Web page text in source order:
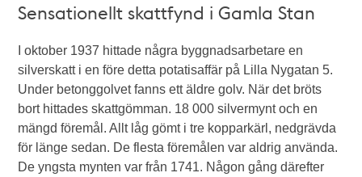
Sensationellt skattfynd i Gamla Stan
I oktober 1937 hittade några byggnadsarbetare en
silverskatt i en före detta potatisaffär på Lilla Nygatan 5.
Under betonggolvet fanns ett äldre golv. När det bröts
bort hittades skattgömman. 18 000 silvermynt och en
mängd föremål. Allt låg gömt i tre kopparkärl, nedgrävda
för länge sedan. De flesta föremålen var aldrig använda.
De yngsta mynten var från 1741. Någon gång därefter